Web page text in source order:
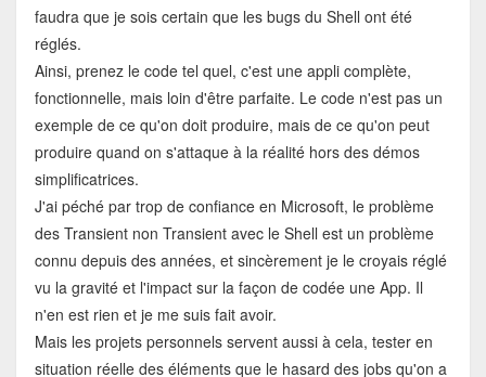
faudra que je sois certain que les bugs du Shell ont été
réglés.
Ainsi, prenez le code tel quel, c'est une appli complète,
fonctionnelle, mais loin d'être parfaite. Le code n'est pas un
exemple de ce qu'on doit produire, mais de ce qu'on peut
produire quand on s'attaque à la réalité hors des démos
simplificatrices.
J'ai péché par trop de confiance en Microsoft, le problème
des Transient non Transient avec le Shell est un problème
connu depuis des années, et sincèrement je le croyais réglé
vu la gravité et l'impact sur la façon de codée une App. Il
n'en est rien et je me suis fait avoir.
Mais les projets personnels servent aussi à cela, tester en
situation réelle des éléments que le hasard des jobs qu'on a